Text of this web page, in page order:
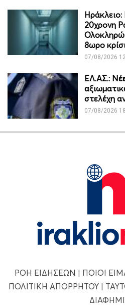
Ηράκλειο:
20χρονη
8ωρο
07/08/2026
ΕΛ.ΑΣ.:
στελέχη
07/08/2026
ΡΟΗ ΕΙΔΗΣΕΩΝ | ΠΟΙΟΙ
ΠΟΛΙΤΙΚΗ ΑΠΟΡΡΗΤΟΥ|